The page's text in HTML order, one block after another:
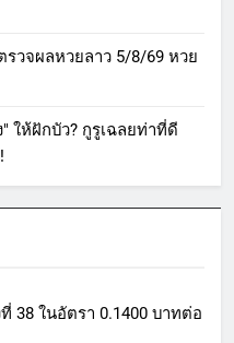
วจผลหวยลาว 5/8/69 หวย
ให้ฝักบัว? กูรูเฉลยท่าที่ดี
38 ในอัตรา 0.1400 บาทต่อ